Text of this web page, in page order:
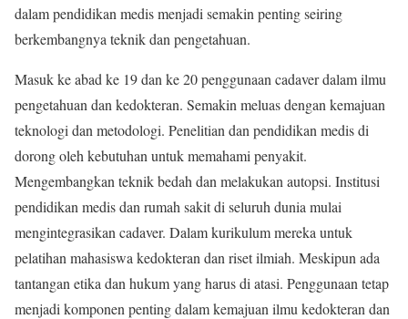
dalam pendidikan medis menjadi semakin penting seiring
berkembangnya teknik dan pengetahuan.
Masuk ke abad ke 19 dan ke 20 penggunaan cadaver dalam ilmu
pengetahuan dan kedokteran. Semakin meluas dengan kemajuan
teknologi dan metodologi. Penelitian dan pendidikan medis di
dorong oleh kebutuhan untuk memahami penyakit.
Mengembangkan teknik bedah dan melakukan autopsi. Institusi
pendidikan medis dan rumah sakit di seluruh dunia mulai
mengintegrasikan cadaver. Dalam kurikulum mereka untuk
pelatihan mahasiswa kedokteran dan riset ilmiah. Meskipun ada
tantangan etika dan hukum yang harus di atasi. Penggunaan tetap
menjadi komponen penting dalam kemajuan ilmu kedokteran dan